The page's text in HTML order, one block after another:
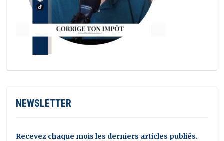
NEWSLETTER
Recevez chaque mois les derniers articles publiés.